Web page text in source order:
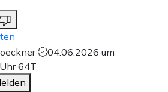
04.06.2026 um
64T